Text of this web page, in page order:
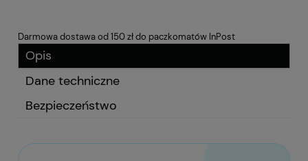
Darmowa dostawa od 150 zł do paczkomatów InPost
Opis
Dane techniczne
Bezpieczeństwo